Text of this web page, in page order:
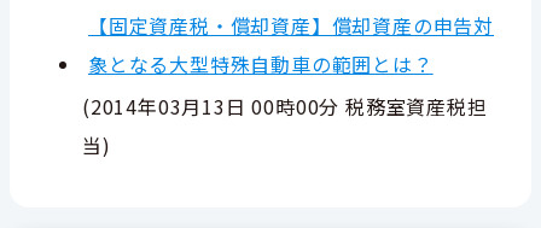
【固定資産税・償却資産】償却資産の申告対
象となる大型特殊自動車の範囲とは？
(2014年03月13日 00時00分 税務室資産税担
当)